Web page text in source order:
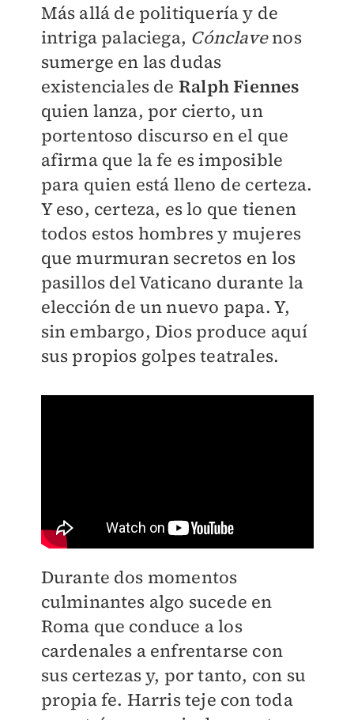
Más allá de politiquería y de
intriga palaciega, Cónclavenos
sumerge en las dudas
existenciales de Ralph Fiennes
quien lanza, por cierto, un
portentoso discurso en el que
afirma que la fe es imposible
para quien está lleno de certeza.
Y eso, certeza, es lo que tienen
todos estos hombres y mujeres
que murmuran secretos en los
pasillos del Vaticano durante la
elección de un nuevo papa. Y,
sin embargo, Dios produce aquí
sus propios golpes teatrales.
Durante dos momentos
culminantes algo sucede en
Roma que conduce a los
cardenales a enfrentarse con
sus certezas y, por tanto, con su
propia fe. Harris teje con toda